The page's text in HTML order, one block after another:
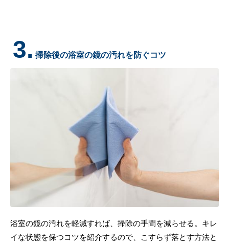
3. 掃除後の浴室の鏡の汚れを防ぐコツ
浴室の鏡の汚れを軽減すれば、掃除の手間を減らせる。キレ
イな状態を保つコツを紹介するので、こすらず落とす方法と